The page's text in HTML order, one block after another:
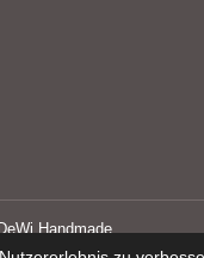
Handmade